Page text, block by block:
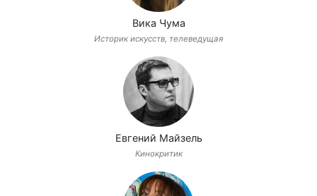
Вика Чума
Историк искусств, телеведущая
Евгений Майзель
Кинокритик